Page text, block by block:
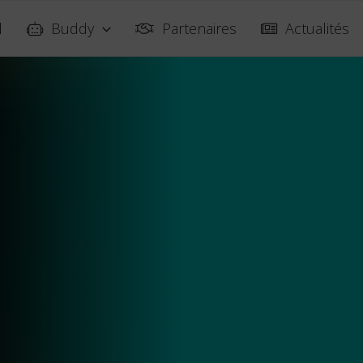
Buddy Partenaires Actualités